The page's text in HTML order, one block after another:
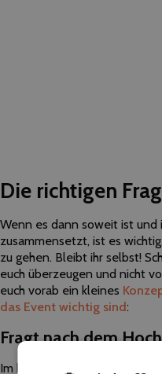
Die richtigen
Wenn es dann soweit ist
zusammensetzt, ist es
zu gehen. Bleibt ihr selbst!
euch überzeugen und nicht
euch vorab ein kleines
das Event wichtig sind:
Fragt nach dem
Im besten Fall weiß das